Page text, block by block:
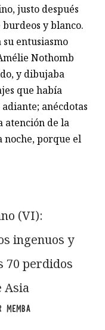
justo después
y blanco.
su entusiasmo
Nothomb
y dibujaba
que había
anécdotas
atención de la
noche, porque el
(VI):
ingenuos y
70 perdidos
Asia
MEMBA